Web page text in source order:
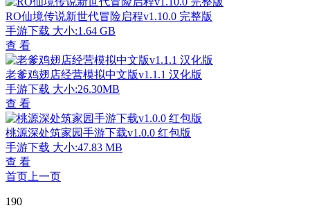
RO仙境传说新世代冒险启程v1.10.0 完整版
手游下载 大小:1.64 GB
查 看
老爹鸡翅店经营模拟中文版v1.1.1 汉化版
手游下载 大小:26.30MB
查 看
桃源深处筑家园手游下载v1.0.0 红包版
手游下载 大小:47.83 MB
查 看
首页 上一页
190